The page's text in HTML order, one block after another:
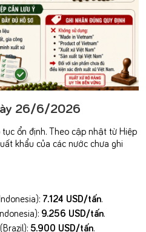
26/6/2026
ổn định. Theo cập nhật từ Hiệp
khẩu của các nước chưa ghi
7.124 USD/tấn.
9.256 USD/tấn.
5.900 USD/tấn.